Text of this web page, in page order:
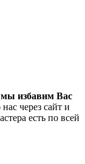
мы избавим Вас
через сайт и
есть по всей